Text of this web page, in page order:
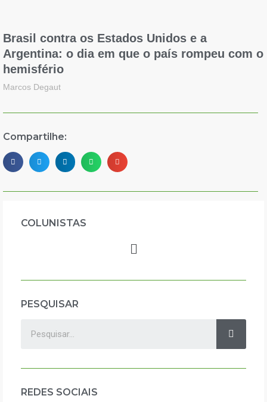
Brasil contra os Estados Unidos e a
Argentina: o dia em que o país rompeu com o
hemisfério
Marcos Degaut
Compartilhe:
COLUNISTAS
PESQUISAR
REDES SOCIAIS